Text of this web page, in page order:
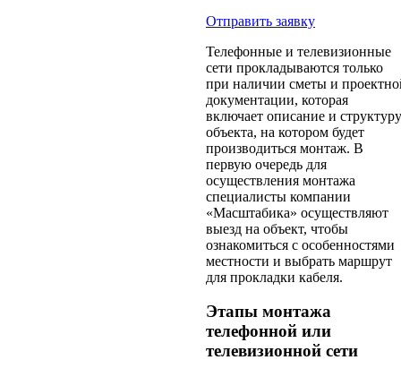
Отправить заявку
Телефонные и телевизионные
сети прокладываются только
при наличии сметы и
документации, которая
включает описание и структуру
объекта, на котором будет
производиться монтаж. В
первую очередь для
осуществления монтажа
специалисты компании
«Масштабика» осуществляют
выезд на объект, чтобы
ознакомиться с особенностями
местности и выбрать маршрут
для прокладки кабеля.
Этапы монтажа
телефонной или
телевизионной сети